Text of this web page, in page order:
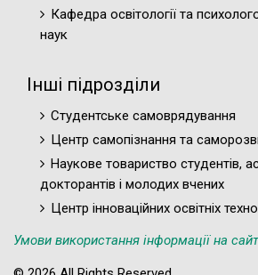
Кафедра освітології та
наук
Інші підрозділи
Студентське самоврядування
Центр самопізнання та
Наукове товариство студентів,
докторантів і молодих вчених
Центр інноваційних освітніх
Умови використання інформації на